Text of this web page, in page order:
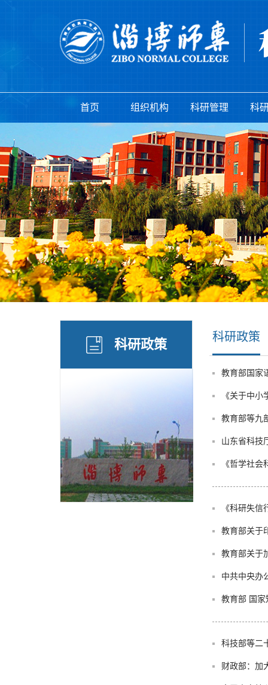
首页 组织机构 科研管理 科
科研政策 科研政策
教育部国家
《关于中
教育部等九
山东省科技
《哲学社
《科研失
教育部关于
教育部关于
中共中央办
教育部 国家
科技部等二
财政部：加